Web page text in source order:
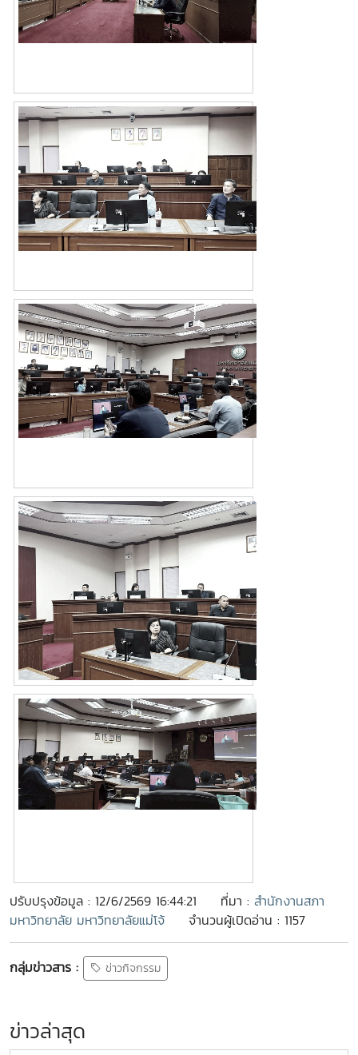
ปรับปรุงข้อมูล : 12/6/2569 16:44:21 ที่มา : สำนักงานสภา
มหาวิทยาลัย มหาวิทยาลัยแม่โจ้
จำนวนผู้เปิดอ่าน : 1157
กลุ่มข่าวสาร : ข่าวกิจกรรม
ข่าวล่าสุด